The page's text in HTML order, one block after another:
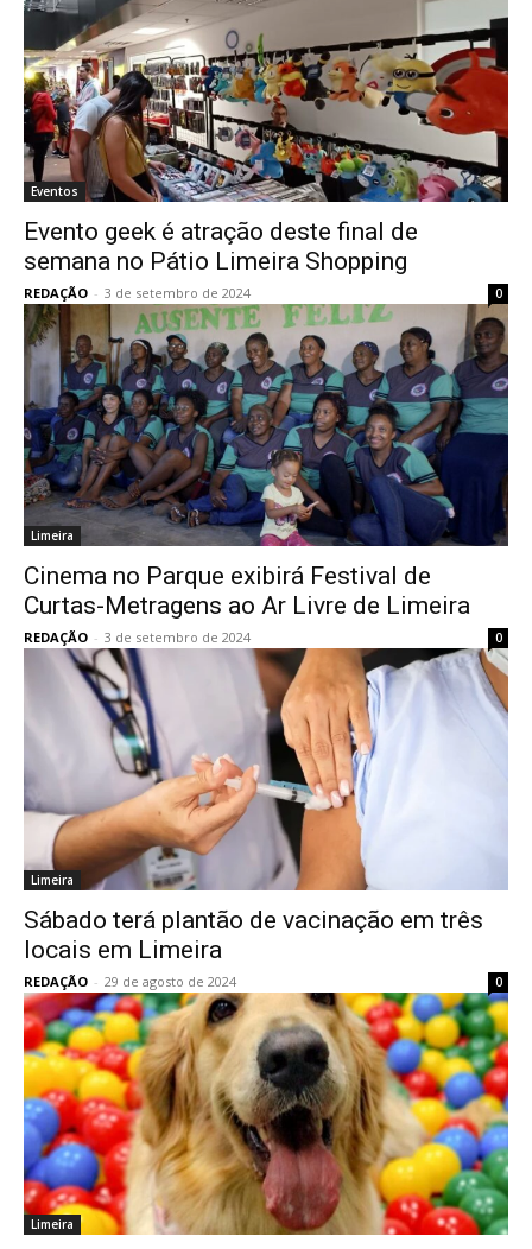
Eventos
Evento geek é atração deste final de
semana no Pátio Limeira Shopping
REDAÇÃO - 3 de setembro de 2024 0
Limeira
Cinema no Parque exibirá Festival de
Curtas-Metragens ao Ar Livre de Limeira
REDAÇÃO - 3 de setembro de 2024 0
Limeira
Sábado terá plantão de vacinação em três
locais em Limeira
REDAÇÃO - 29 de agosto de 2024 0
Limeira